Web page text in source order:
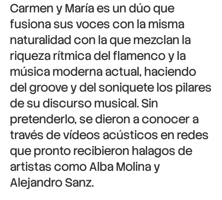
Carmen y María es un dúo que
fusiona sus voces con la misma
naturalidad con la que mezclan la
riqueza rítmica del flamenco y la
música moderna actual, haciendo
del groove y del soniquete los pilares
de su discurso musical. Sin
pretenderlo, se dieron a conocer a
través de vídeos acústicos en redes
que pronto recibieron halagos de
artistas como Alba Molina y
Alejandro Sanz.